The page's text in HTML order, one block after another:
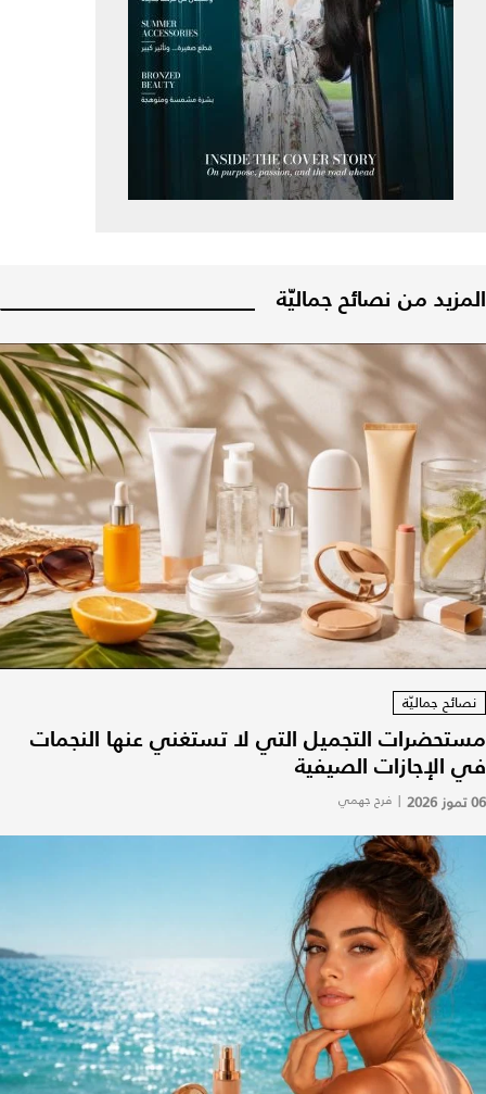
المزيد من نصائح جماليّة
نصائح جماليّة
مستحضرات التجميل التي لا تستغني عنها النجمات
في الإجازات الصيفية
06 تموز 2026 | فرح جهمي